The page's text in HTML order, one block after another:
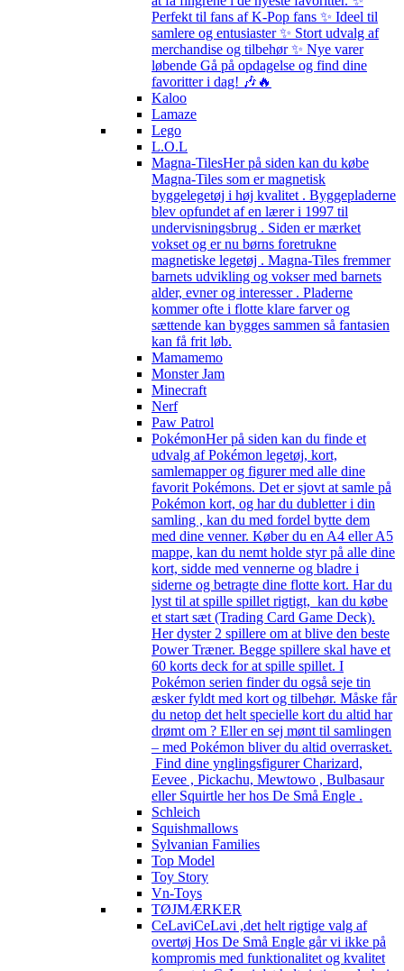
Perfekt til fans af K-Pop fans ✨ Ideel til
samlere og entusiaster ✨ Stort udvalg af
merchandise og tilbehør ✨ Nye varer
løbende Gå på opdagelse og find dine
favoritter i dag! 🎶🔥
Kaloo
Lamaze
Lego
L.O.L
Magna-TilesHer på siden kan du købe
Magna-Tiles som er magnetisk
byggelegetøj i høj kvalitet . Byggepladerne
blev opfundet af en lærer i 1997 til
undervisningsbrug . Siden er mærket
vokset og er nu børns foretrukne
magnetiske legetøj . Magna-Tiles fremmer
barnets udvikling og vokser med barnets
alder, evner og interesser . Pladerne
kommer ofte i flotte klare farver og
sættende kan bygges sammen så fantasien
kan få frit løb.
Mamamemo
Monster Jam
Minecraft
Nerf
Paw Patrol
PokémonHer på siden kan du finde et
udvalg af Pokémon legetøj, kort,
samlemapper og figurer med alle dine
favorit Pokémons. Det er sjovt at samle på
Pokémon kort, og har du dubletter i din
samling , kan du med fordel bytte dem
med dine venner. Køber du en A4 eller A5
mappe, kan du nemt holde styr på alle dine
kort, sidde med vennerne og bladre i
siderne og betragte dine flotte kort. Har du
lyst til at spille spillet rigtigt, kan du købe
et start sæt (Trading Card Game Deck).
Her dyster 2 spillere om at blive den beste
Power Træner. Begge spillere skal have et
60 korts deck for at spille spillet. I
Pokémon serien finder du også seje tin
æsker fyldt med kort og tilbehør. Måske får
du netop det helt specielle kort du altid har
drømt om ? Eller en sej mønt til samlingen
– med Pokémon bliver du altid overrasket.
Find dine ynglingsfigurer Charizard,
Eevee , Pickachu, Mewtowo , Bulbasaur
eller Squirtle her hos De Små Engle .
Schleich
Squishmallows
Sylvanian Families
Top Model
Toy Story
Vn-Toys
TØJMÆRKER
CeLaviCeLavi ,det helt rigtige valg af
overtøj Hos De Små Engle går vi ikke på
kompromis med funktionalitet og kvalitet